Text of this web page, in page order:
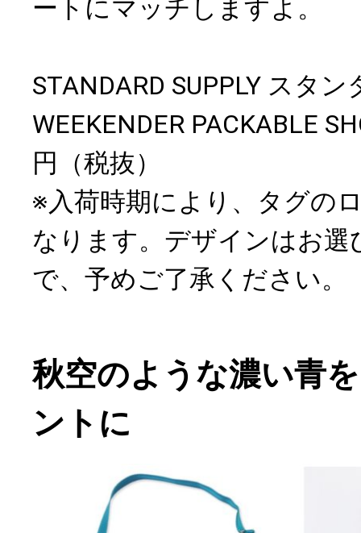
ートにマッチしますよ。
STANDARD SUPPLY スタ
WEEKENDER PACKABLE
円（税抜）
※入荷時期により、タグの
なります。デザインはお選
で、予めご了承ください。
秋空のような濃い青
ントに